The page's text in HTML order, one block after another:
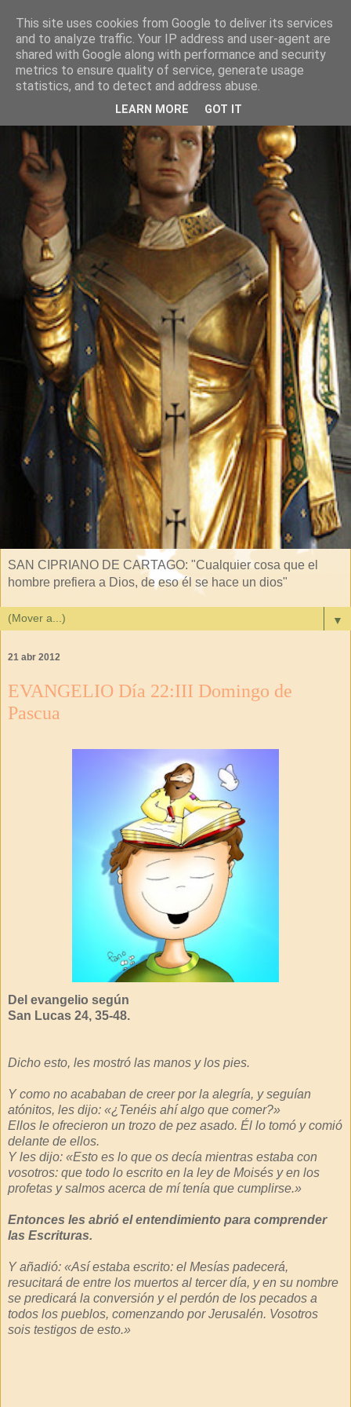
SAN CIPRIANO DE CARTAGO: "Cualquier cosa que el
hombre prefiera a Dios, de eso él se hace un dios"
▼
21 abr 2012
EVANGELIO Día 22:III Domingo de
Pascua
Del evangelio según
San Lucas 24, 35-48.
Dicho esto, les mostró las manos y los pies.
Y como no acababan de creer por la alegría, y seguían
atónitos, les dijo: «¿Tenéis ahí algo que comer?»
Ellos le ofrecieron un trozo de pez asado. Él lo tomó y comió
delante de ellos.
Y les dijo: «Esto es lo que os decía mientras estaba con
vosotros: que todo lo escrito en la ley de Moisés y en los
profetas y salmos acerca de mí tenía que cumplirse.»
Entonces les abrió el entendimiento para comprender
las Escrituras.
Y añadió: «Así estaba escrito: el Mesías padecerá,
resucitará de entre los muertos al tercer día, y en su nombre
se predicará la conversión y el perdón de los pecados a
todos los pueblos, comenzando por Jerusalén. Vosotros
sois testigos de esto.»
This site uses cookies from Google to deliver its services
and to analyze traffic. Your IP address and user-agent are
shared with Google along with performance and security
metrics to ensure quality of service, generate usage
statistics, and to detect and address abuse.
LEARN MORE GOT IT